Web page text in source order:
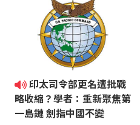
印太司令部更名遭批戰
略收縮？學者：重新聚焦第
一島鏈 劍指中國不變